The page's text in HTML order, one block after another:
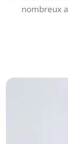
nombreux